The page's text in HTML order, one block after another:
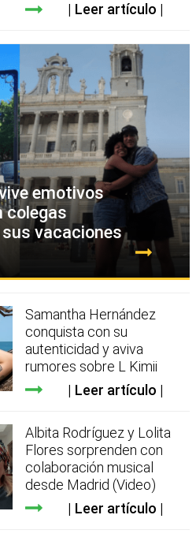
Leer artículo
emotivos
colegas
vacaciones
Samantha Hernández
conquista con su
autenticidad y aviva
rumores sobre L Kimii
Leer artículo
Albita Rodríguez y Lolita
Flores sorprenden con
colaboración musical
desde Madrid (Video)
Leer artículo